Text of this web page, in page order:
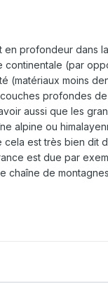
profondeur dans
(par
moins
profondes
aussi que les
alpine ou
est très bien dit
est due par
de